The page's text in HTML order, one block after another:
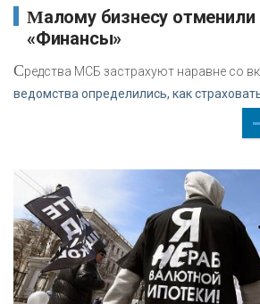
Малому бизнесу отменили ограничения -
«Финансы»
Средства МСБ застрахуют наравне со
ведомства определились, как